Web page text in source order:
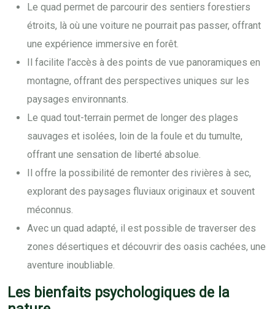
Le quad permet de parcourir des sentiers forestiers
étroits, là où une voiture ne pourrait pas passer, offrant
une expérience immersive en forêt.
Il facilite l’accès à des points de vue panoramiques en
montagne, offrant des perspectives uniques sur les
paysages environnants.
Le quad tout-terrain permet de longer des plages
sauvages et isolées, loin de la foule et du tumulte,
offrant une sensation de liberté absolue.
Il offre la possibilité de remonter des rivières à sec,
explorant des paysages fluviaux originaux et souvent
méconnus.
Avec un quad adapté, il est possible de traverser des
zones désertiques et découvrir des oasis cachées, une
aventure inoubliable.
Les bienfaits psychologiques de la